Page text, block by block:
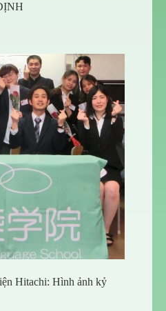
Hitachi: Hình ảnh kỷ